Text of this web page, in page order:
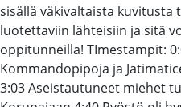
sisällä väkivaltaista kuvitusta
luotettaviin lähteisiin ja sitä
oppitunneilla! TImestampit:
Kommandopipoja ja
3:03 Aseistautuneet miehet